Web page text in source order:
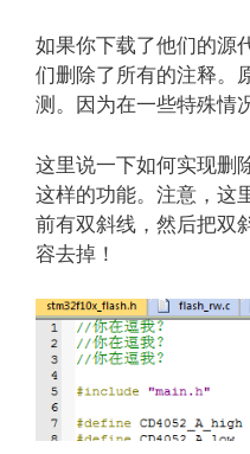
如果你下载了他们的源
们删除了所有的注释。
测。因为在一些特殊情
这里说一下如何实现删
这样的功能。注意，这
前有双斜线，然后把双
容去掉！